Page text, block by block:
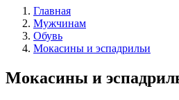
Главная
Мужчинам
Обувь
Мокасины и эспадрильи
Мокасины и